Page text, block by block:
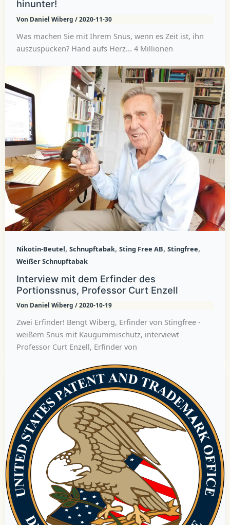
hinunter!
Von Daniel Wiberg /2020-11-30
Was machen Sie mit Ihrem Snus, wenn es Zeit ist, ihn
auszuspucken? Hand aufs Herz... 4 Millionen
Nikotin-Beutel, Schnupftabak, Sting Free AB, Stingfree,
Weißer Schnupftabak
Interview mit dem Erfinder des
Portionssnus, Professor Curt Enzell
Von Daniel Wiberg /2020-10-19
Zwei Erfinder! Bengt Wiberg, Erfinder von Stingfree -
weißem Snus mit Kaugummischutz, interviewt
Professor Curt Enzell, Erfinder von